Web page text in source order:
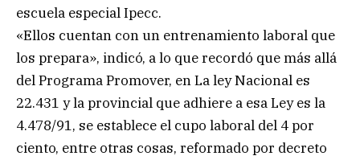
escuela especial Ipecc.
«Ellos cuentan con un entrenamiento laboral que
los prepara», indicó, a lo que recordó que más allá
del Programa Promover, en La ley Nacional es
22.431 y la provincial que adhiere a esa Ley es la
4.478/91, se establece el cupo laboral del 4 por
ciento, entre otras cosas, reformado por decreto